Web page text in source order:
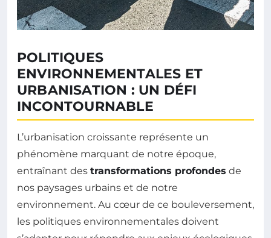
POLITIQUES
ENVIRONNEMENTALES ET
URBANISATION : UN DÉFI
INCONTOURNABLE
L’urbanisation croissante représente un
phénomène marquant de notre époque,
entraînant des transformations profondes de
nos paysages urbains et de notre
environnement. Au cœur de ce bouleversement,
les politiques environnementales doivent